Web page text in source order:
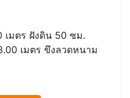
เมตร ฝังดิน 50 ซม.
เมตร ขึงลวดหนาม